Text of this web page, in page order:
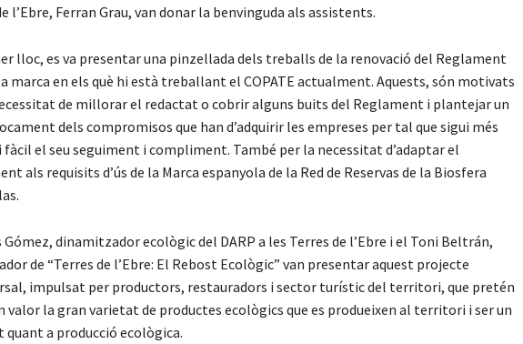
l’Ebre, Ferran Grau, van donar la benvinguda als assistents.
lloc, es va presentar una pinzellada dels treballs de la renovació del Reglament
la marca en els què hi està treballant el COPATE actualment. Aquests, són motivats
de millorar el redactat o cobrir alguns buits del Reglament i plantejar un
dels compromisos que han d’adquirir les empreses per tal que sigui més
el seu seguiment i compliment. També per la necessitat d’adaptar el
als requisits d’ús de la Marca espanyola de la Red de Reservas de la Biosfera
Gómez, dinamitzador ecològic del DARP a les Terres de l’Ebre i el Toni Beltrán,
de “Terres de l’Ebre: El Rebost Ecològic” van presentar aquest projecte
impulsat per productors, restauradors i sector turístic del territori, que pretén
valor la gran varietat de productes ecològics que es produeixen al territori i ser un
quant a producció ecològica.